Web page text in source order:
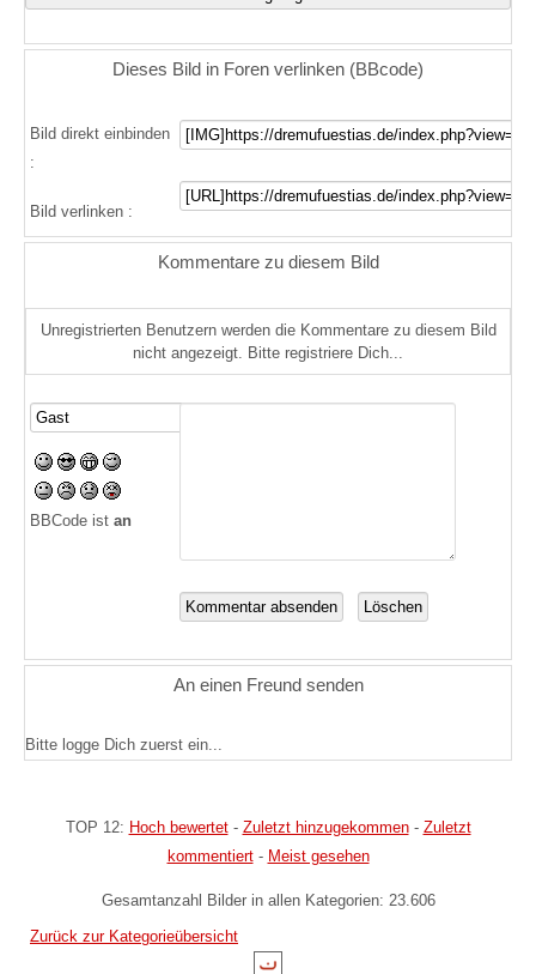
Dieses Bild in Foren verlinken (BBcode)
Bild direkt einbinden
:
Bild verlinken :
Kommentare zu diesem Bild
Unregistrierten Benutzern werden die Kommentare zu diesem Bild
nicht angezeigt. Bitte registriere Dich...
BBCode ist an
An einen Freund senden
Bitte logge Dich zuerst ein...
TOP 12: Hoch bewertet- Zuletzt hinzugekommen- Zuletzt
kommentiert- Meist gesehen
Gesamtanzahl Bilder in allen Kategorien: 23.606
Zurück zur Kategorieübersicht